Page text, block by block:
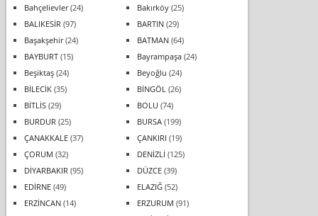
Bahçelievler(24) Bakırköy(25)
BALIKESİR (97) BARTIN(29)
Başakşehir(24) BATMAN(64)
BAYBURT(15) Bayrampaşa(24)
Beşiktaş(24) Beyoğlu (24)
BİLECİK(35) BİNGÖL (26)
BİTLİS(29) BOLU (74)
BURDUR (25) BURSA(199)
ÇANAKKALE(37) ÇANKIRI (19)
ÇORUM (32) DENİZLİ (125)
DİYARBAKIR (95) DÜZCE(39)
EDİRNE(49) ELAZIĞ(52)
ERZİNCAN(14) ERZURUM (91)